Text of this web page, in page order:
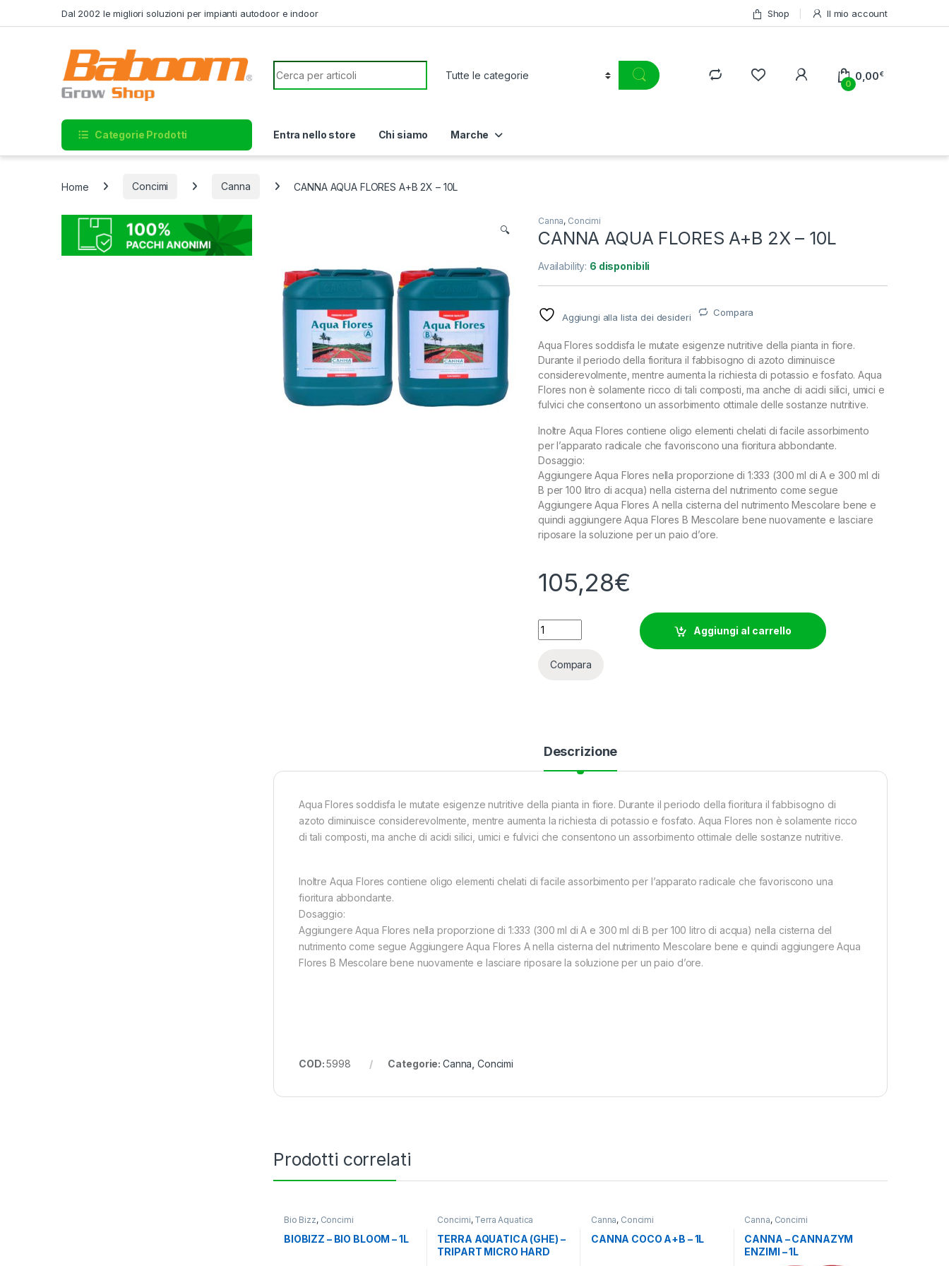
Dal 2002 le migliori soluzioni per impianti autodoor e indoor Shop Il mio account
Search for:
0
0,00€
Categorie Prodotti Entra nello store Chi siamo Marche
Home Concimi Canna CANNA AQUA FLORES A+B 2X – 10L
🔍
Canna, Concimi
CANNA AQUA FLORES A+B 2X – 10L
Availability: 6 disponibili
Aggiungi alla lista dei desideri Compara
Aqua Flores soddisfa le mutate esigenze nutritive della pianta in fiore.
Durante il periodo della fioritura il fabbisogno di azoto diminuisce
considerevolmente, mentre aumenta la richiesta di potassio e fosfato. Aqua
Flores non è solamente ricco di tali composti, ma anche di acidi silici, umici e
fulvici che consentono un assorbimento ottimale delle sostanze nutritive.
Inoltre Aqua Flores contiene oligo elementi chelati di facile assorbimento
per l’apparato radicale che favoriscono una fioritura abbondante.
Dosaggio:
Aggiungere Aqua Flores nella proporzione di 1:333 (300 ml di A e 300 ml di
B per 100 litro di acqua) nella cisterna del nutrimento come segue
Aggiungere Aqua Flores A nella cisterna del nutrimento Mescolare bene e
quindi aggiungere Aqua Flores B Mescolare bene nuovamente e lasciare
riposare la soluzione per un paio d’ore.
105,28€
CANNA AQUA FLORES A+B 2X - 10L quantity
Aggiungi al carrello
Compara
Descrizione
Aqua Flores soddisfa le mutate esigenze nutritive della pianta in fiore. Durante il periodo della fioritura il fabbisogno di
azoto diminuisce considerevolmente, mentre aumenta la richiesta di potassio e fosfato. Aqua Flores non è solamente ricco
di tali composti, ma anche di acidi silici, umici e fulvici che consentono un assorbimento ottimale delle sostanze nutritive.
Inoltre Aqua Flores contiene oligo elementi chelati di facile assorbimento per l’apparato radicale che favoriscono una
fioritura abbondante.
Dosaggio:
Aggiungere Aqua Flores nella proporzione di 1:333 (300 ml di A e 300 ml di B per 100 litro di acqua) nella cisterna del
nutrimento come segue Aggiungere Aqua Flores A nella cisterna del nutrimento Mescolare bene e quindi aggiungere Aqua
Flores B Mescolare bene nuovamente e lasciare riposare la soluzione per un paio d’ore.
COD:5998 Categorie: Canna Concimi
Prodotti correlati
Bio Bizz, Concimi
BIOBIZZ – BIO BLOOM – 1L
Concimi, Terra Aquatica
TERRA AQUATICA (GHE) –
TRIPART MICRO HARD
Canna, Concimi
CANNA COCO A+B – 1L
Canna, Concimi
CANNA – CANNAZYM
ENZIMI – 1L